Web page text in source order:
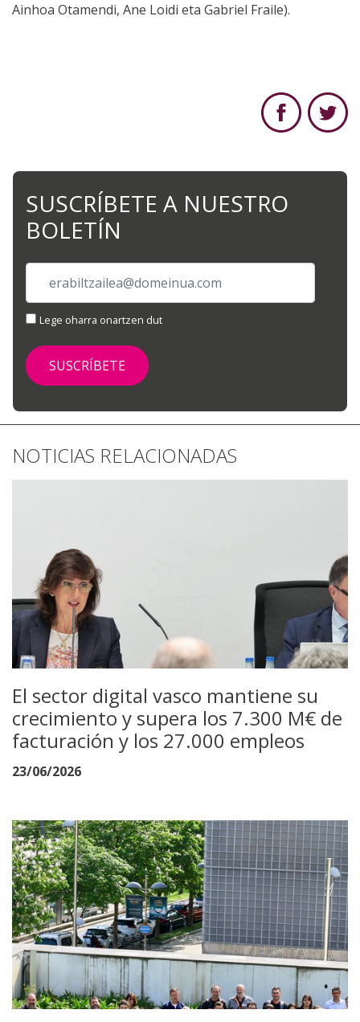
Ainhoa Otamendi, Ane Loidi eta Gabriel Fraile).
SUSCRÍBETE A NUESTRO
BOLETÍN
Lege oharra onartzen dut
NOTICIAS RELACIONADAS
El sector digital vasco mantiene su
crecimiento y supera los 7.300 M€ de
facturación y los 27.000 empleos
23/06/2026